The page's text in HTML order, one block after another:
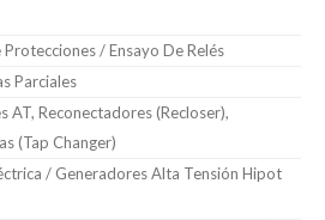
/ Ensayo De Relés
Parciales
AT, Reconectadores (Recloser),
(Tap Changer)
/ Generadores Alta Tensión Hipot